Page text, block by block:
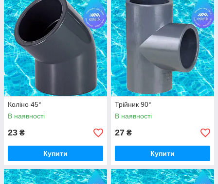
Коліно 45°
В наявності
23 ₴
Купити
Трійник 90°
В наявності
27 ₴
Купити